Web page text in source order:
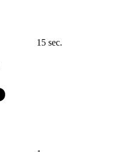
15 sec.